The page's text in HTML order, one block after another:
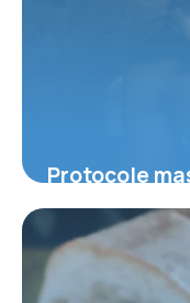
Protocole
Technique
31 mai 2026